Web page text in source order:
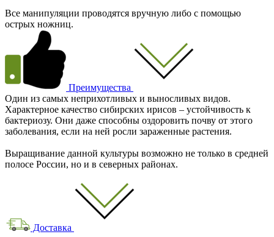
Все манипуляции проводятся вручную либо с помощью
острых ножниц.
Преимущества
Один из самых неприхотливых и выносливых видов.
Характерное качество сибирских ирисов – устойчивость к
бактериозу. Они даже способны оздоровить почву от этого
заболевания, если на ней росли зараженные растения.
Выращивание данной культуры возможно не только в средней
полосе России, но и в северных районах.
Доставка